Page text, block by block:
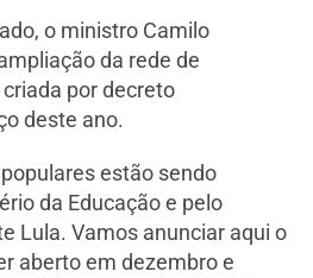
o ministro Camilo
da rede de
por decreto
deste ano.
estão sendo
da Educação e pelo
Lula. Vamos anunciar aqui o
aberto em dezembro e